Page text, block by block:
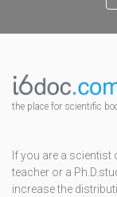
the place for scientific
If you are a scientist
teacher or a
increase the